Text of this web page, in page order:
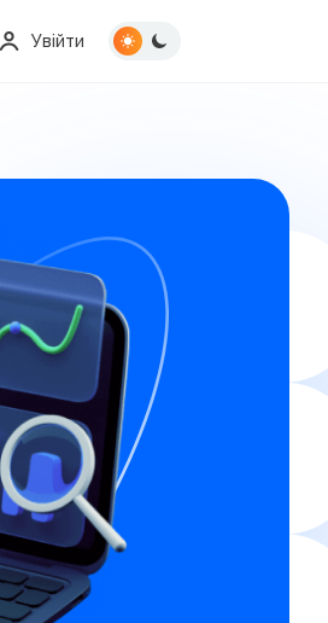
Увійти